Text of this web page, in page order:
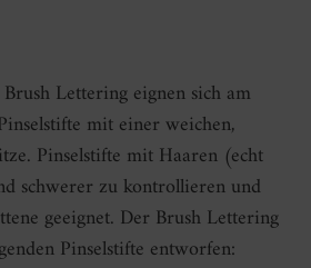
Lettering eignen sich am
mit einer weichen,
Pinselstifte mit Haaren (echt
schwerer zu kontrollieren und
geeignet. Der Brush Lettering
Pinselstifte entworfen: